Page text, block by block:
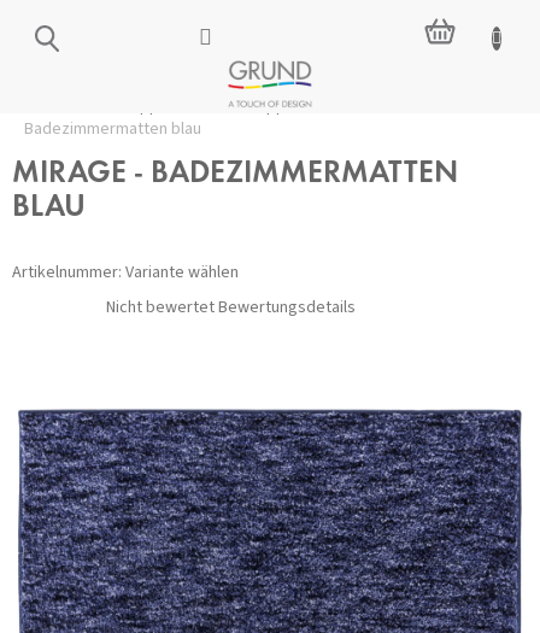
Inhalt
springen
Alle Teppiche
Badezimmermatten blau
MIRAGE - BADEZIMMERMATTEN
BLAU
Artikelnummer: Variante wählen
Die
durchschnittliche
Sternen.
Nicht bewertetBewertungsdetails